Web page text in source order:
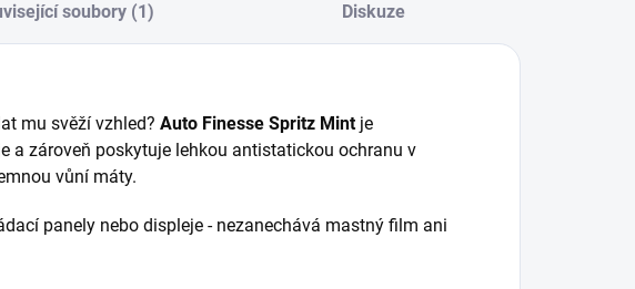
soubory (1) Diskuze
mu svěží vzhled? Auto Finesse Spritz Mintje
a zároveň poskytuje lehkou antistatickou ochranu v
vůní máty.
panely nebo displeje - nezanechává mastný film ani